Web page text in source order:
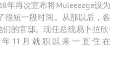
年再次宣布将Muleeaage设为
很短一段时间。从那以后，各
的官邸。现任总统易卜拉欣·
11月就职以来一直住在